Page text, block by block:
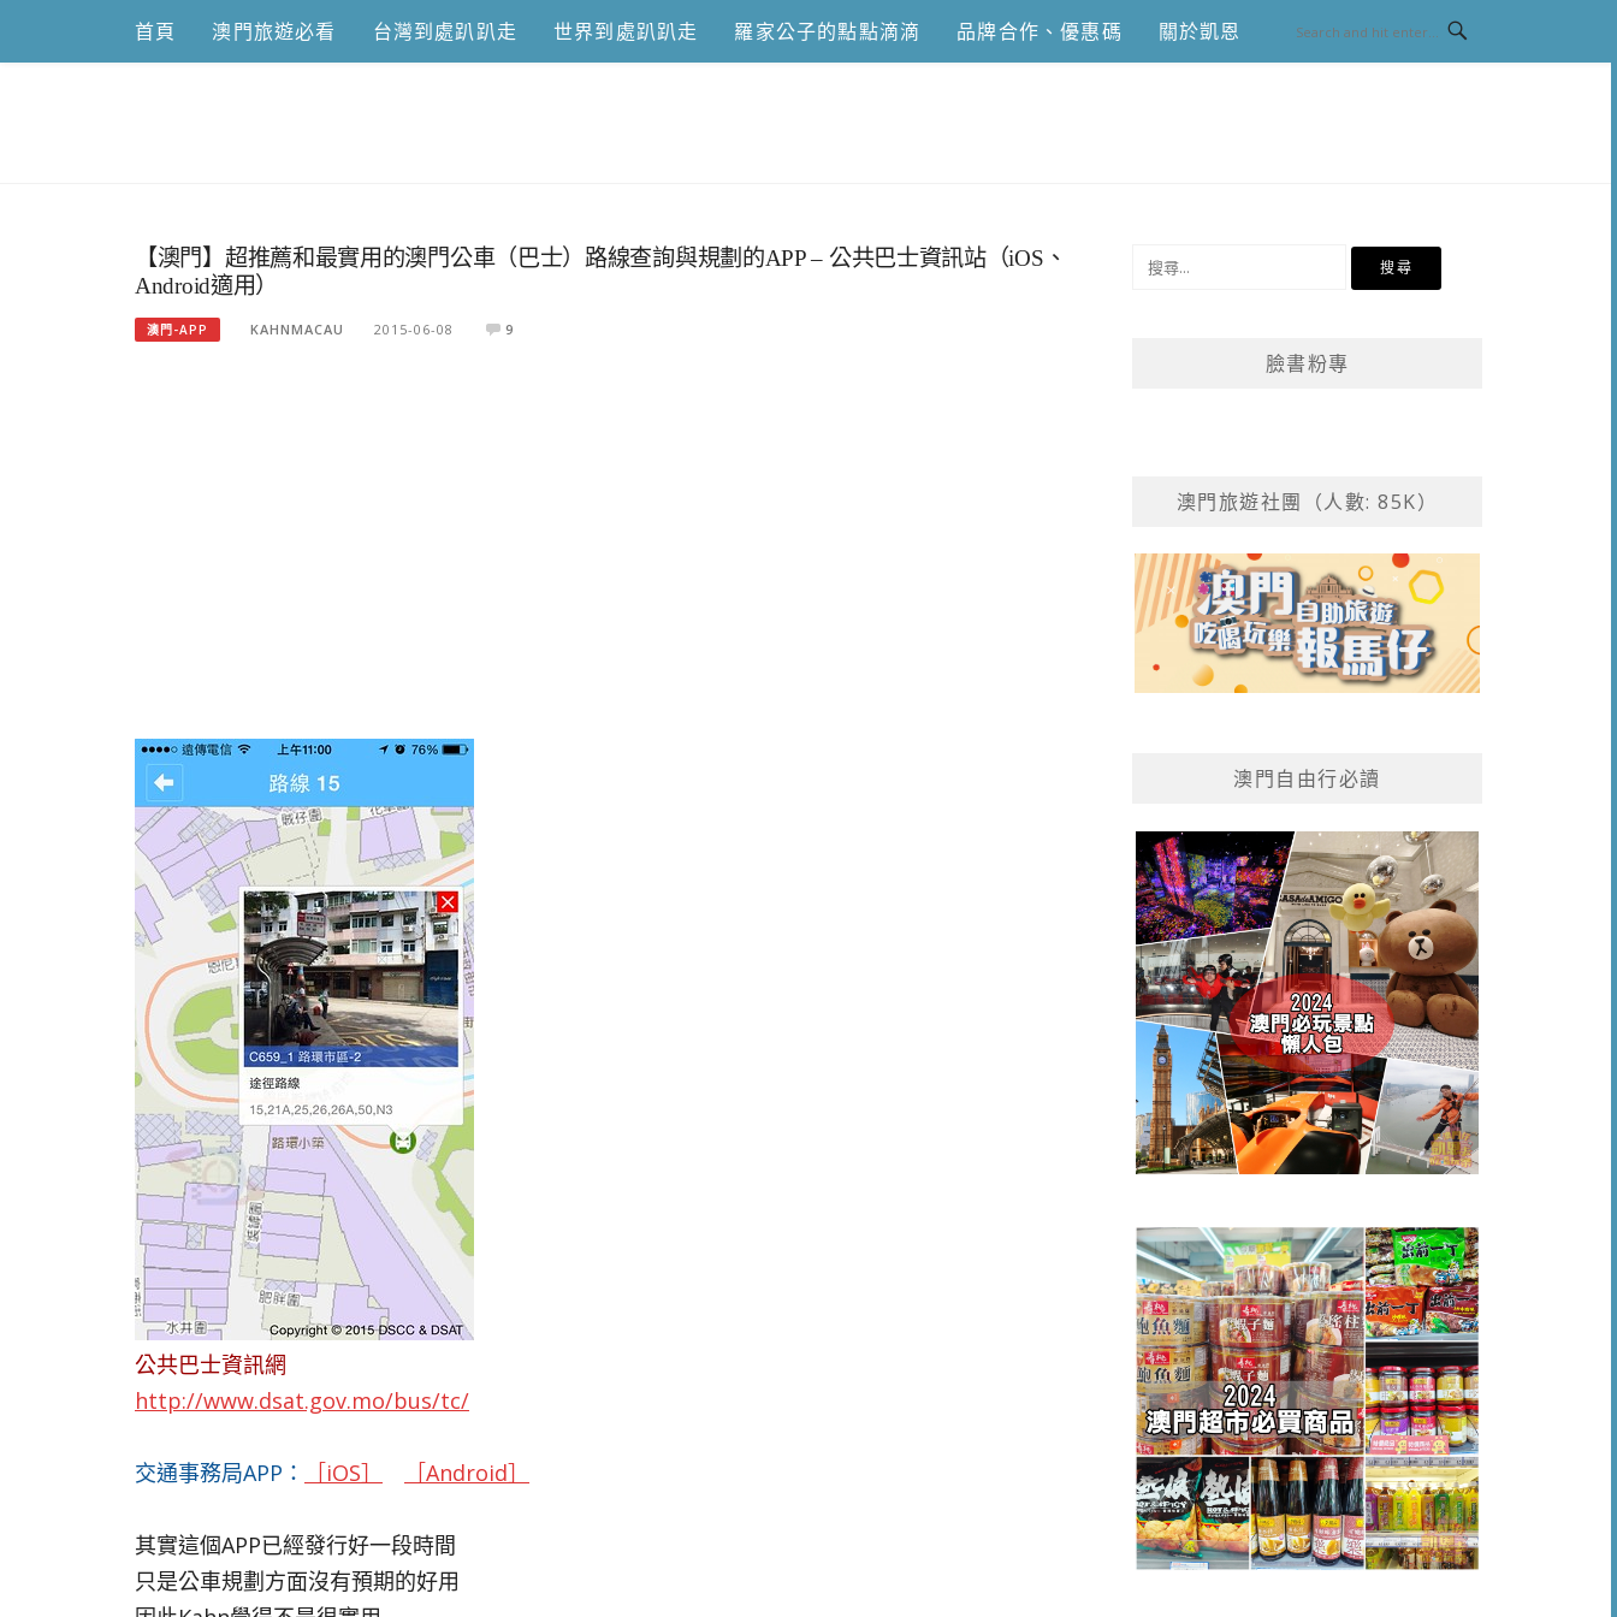
content
首頁 澳門旅遊必看 台灣到處趴趴走 世界到處趴趴走 羅家公子的點點滴滴 品牌合作、優惠碼 關於凱恩
【澳門】超推薦和最實用的澳門公車（巴士）路線查詢與規劃的APP – 公共巴士資訊站（iOS、
Android適用）
澳門-APP KAHNMACAU 2015-06-08 9
公共巴士資訊網
http://www.dsat.gov.mo/bus/tc/
交通事務局APP： ［iOS］ ［Android］
其實這個APP已經發行好一段時間
只是公車規劃方面沒有預期的好用
臉書粉專
澳門旅遊社團（人數: 85K）
澳門自由行必讀